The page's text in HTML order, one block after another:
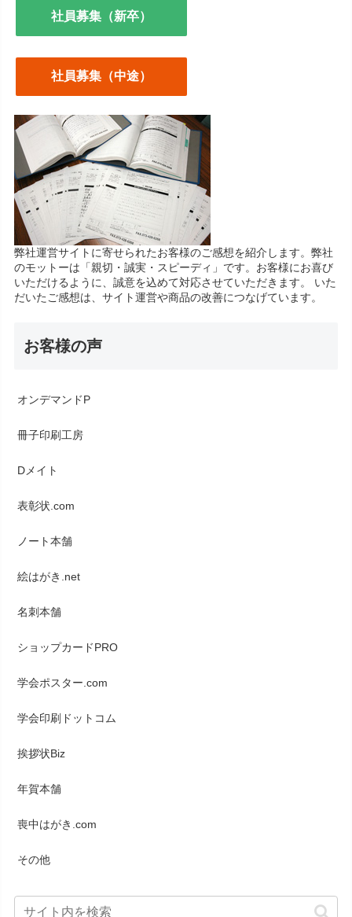
社員募集（新卒）
社員募集（中途）
弊社運営サイトに寄せられたお客様のご感想を紹介します。弊社
のモットーは「親切・誠実・スピーディ」です。お客様にお喜び
いただけるように、誠意を込めて対応させていただきます。 いた
だいたご感想は、サイト運営や商品の改善につなげています。
お客様の声
オンデマンドP
冊子印刷工房
Dメイト
表彰状.com
ノート本舗
絵はがき.net
名刺本舗
ショップカードPRO
学会ポスター.com
学会印刷ドットコム
挨拶状Biz
年賀本舗
喪中はがき.com
その他